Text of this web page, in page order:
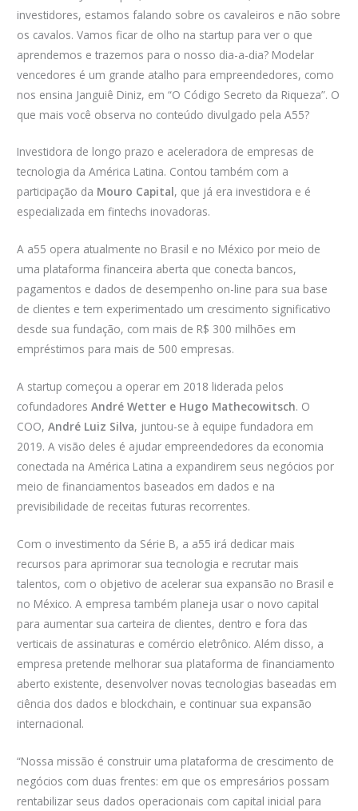
investidores, estamos falando sobre os cavaleiros e não sobre
os cavalos. Vamos ficar de olho na startup para ver o que
aprendemos e trazemos para o nosso dia-a-dia? Modelar
vencedores é um grande atalho para empreendedores, como
nos ensina Janguiê Diniz, em “O Código Secreto da Riqueza”. O
que mais você observa no conteúdo divulgado pela A55?
Investidora de longo prazo e aceleradora de empresas de
tecnologia da América Latina. Contou também com a
participação da Mouro Capital, que já era investidora e é
especializada em fintechs inovadoras.
A a55 opera atualmente no Brasil e no México por meio de
uma plataforma financeira aberta que conecta bancos,
pagamentos e dados de desempenho on-line para sua base
de clientes e tem experimentado um crescimento significativo
desde sua fundação, com mais de R$ 300 milhões em
empréstimos para mais de 500 empresas.
A startup começou a operar em 2018 liderada pelos
cofundadoresAndré Wetter e Hugo Mathecowitsch. O
COO,André Luiz Silva, juntou-se à equipe fundadora em
2019. A visão deles é ajudar empreendedores da economia
conectada na América Latina a expandirem seus negócios por
meio de financiamentos baseados em dados e na
previsibilidade de receitas futuras recorrentes.
Com o investimento da Série B, a a55 irá dedicar mais
recursos para aprimorar sua tecnologia e recrutar mais
talentos, com o objetivo de acelerar sua expansão no Brasil e
no México. A empresa também planeja usar o novo capital
para aumentar sua carteira de clientes, dentro e fora das
verticais de assinaturas e comércio eletrônico. Além disso, a
empresa pretende melhorar sua plataforma de financiamento
aberto existente, desenvolver novas tecnologias baseadas em
ciência dos dados e blockchain, e continuar sua expansão
internacional.
“Nossa missão é construir uma plataforma de crescimento de
negócios com duas frentes: em que os empresários possam
rentabilizar seus dados operacionais com capital inicial para